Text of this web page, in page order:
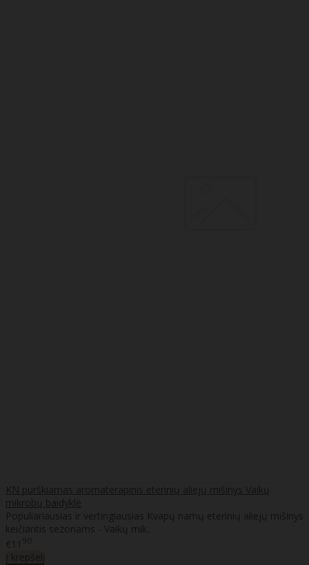
KN purškiamas aromaterapinis eterinių aliejų mišinys Vaikų
mikrobų baidyklė
Populiariausias ir vertingiausias Kvapų namų eterinių aliejų mišinys
keičiantis sezonams - Vaikų mik..
€11 90